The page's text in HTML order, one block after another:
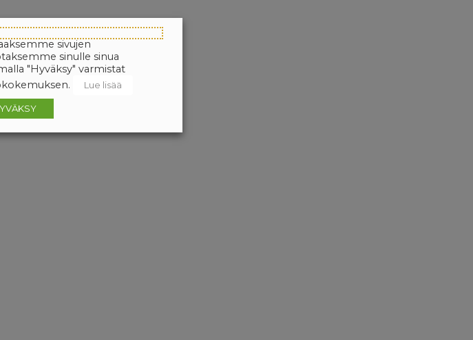
sivujen
sinulle sinua
"Hyväksy" varmistat
Lue lisää